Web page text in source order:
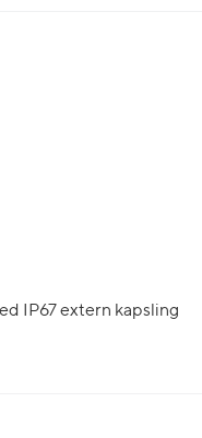
IP67 extern kapsling